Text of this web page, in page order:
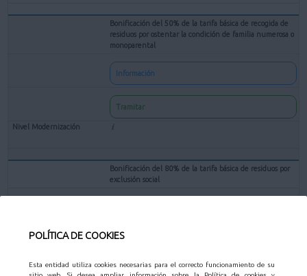
POLÍTICA DE COOKIES
Esta entidad utiliza cookies necesarias para el correcto funcionamiento de su
Bonificación del 50% de la tarifa básica de recogida de
residuos por ostentar la condición de familia numerosa o
monoparental
Información
Tramitar
Bonificación del 80% de la tarifa básica de residuos por
exclusión social
Tramitar